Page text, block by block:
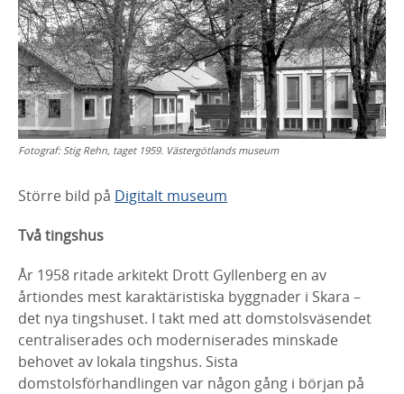
Fotograf:Stig Rehn, taget 1959. Västergötlands museum
Större bild på Digitalt museum
Två tingshus
År 1958 ritade arkitekt Drott Gyllenberg en av
årtiondes mest karaktäristiska byggnader i Skara –
det nya tingshuset. I takt med att domstolsväsendet
centraliserades och moderniserades minskade
behovet av lokala tingshus. Sista
domstolsförhandlingen var någon gång i början på